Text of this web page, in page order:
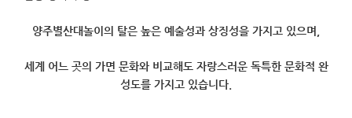
양주별산대놀이의 탈은 높은 예술성과 상징성을 가지고 있으며,
세계 어느 곳의 가면 문화와 비교해도 자랑스러운 독특한 문화적 완
성도를 가지고 있습니다.